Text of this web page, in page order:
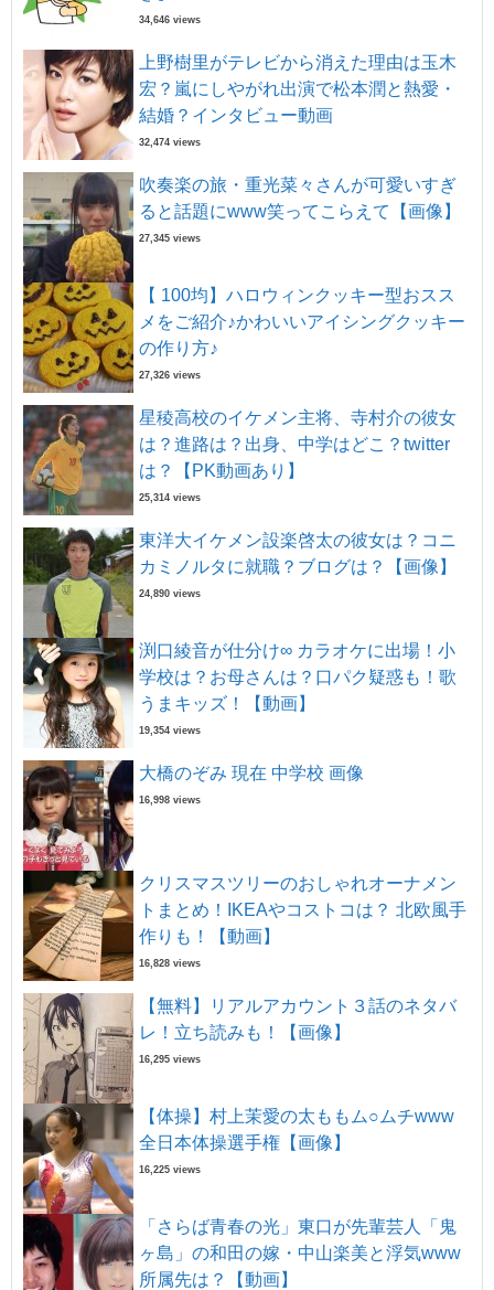
34,646 views
上野樹里がテレビから消えた理由は玉木
宏？嵐にしやがれ出演で松本潤と熱愛・
結婚？インタビュー動画
32,474 views
吹奏楽の旅・重光菜々さんが可愛いすぎ
ると話題にwww笑ってこらえて【画像】
27,345 views
【 100均】ハロウィンクッキー型おスス
メをご紹介♪かわいいアイシングクッキー
の作り方♪
27,326 views
星稜高校のイケメン主将、寺村介の彼女
は？進路は？出身、中学はどこ？twitter
は？【PK動画あり】
25,314 views
東洋大イケメン設楽啓太の彼女は？コニ
カミノルタに就職？ブログは？【画像】
24,890 views
渕口綾音が仕分け∞ カラオケに出場！小
学校は？お母さんは？口パク疑惑も！歌
うまキッズ！【動画】
19,354 views
大橋のぞみ 現在 中学校 画像
16,998 views
クリスマスツリーのおしゃれオーナメン
トまとめ！IKEAやコストコは？ 北欧風手
作りも！【動画】
16,828 views
【無料】リアルアカウント３話のネタバ
レ！立ち読みも！【画像】
16,295 views
【体操】村上茉愛の太ももム○ムチwww
全日本体操選手権【画像】
16,225 views
「さらば青春の光」東口が先輩芸人「鬼
ヶ島」の和田の嫁・中山楽美と浮気www
所属先は？【動画】